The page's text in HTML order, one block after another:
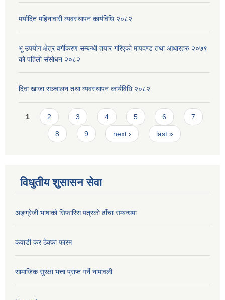
मर्यादित महिनावारी व्यवस्थापन कार्यविधि २०८२
भू उपयोग क्षेत्र वर्गीकरण सम्बन्धी तयार गरिएको मापदण्ड तथा आधारहरु २०७९
को पहिलो संसोधन २०८२
दिवा खाजा सञ्चालन तथा व्यवस्थापन कार्यविधि २०८२
Pages
1 2 3 4 5 6 7
8 9 next › last »
विधुतीय शुसासन सेवा
अङ्ग्रेजी भाषाको सिफारिस पत्रको ढाँचा सम्बन्धमा
कवाडी कर ठेक्का फारम
सामाजिक सुरक्षा भत्ता प्राप्त गर्ने नामावली